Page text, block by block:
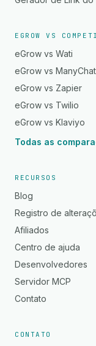
EGROW VS
eGrow vs Wati
eGrow vs ManyChat
eGrow vs Zapier
eGrow vs Twilio
eGrow vs Klaviyo
Todas as
RECURSOS
Blog
Registro de
Afiliados
Centro de ajuda
Desenvolvedores
Servidor MCP
Contato
CONTATO